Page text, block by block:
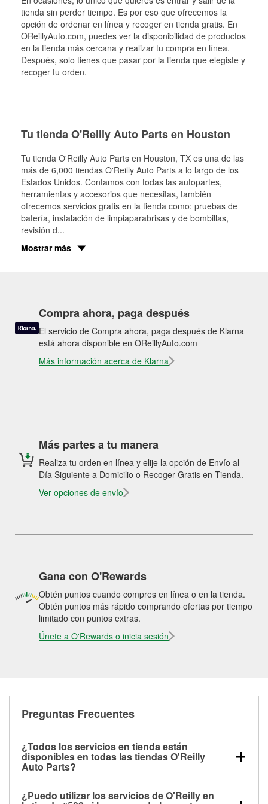
tienda sin perder tiempo. Es por eso que ofrecemos la
opción de ordenar en línea y recoger en tienda gratis. En
OReillyAuto.com, puedes ver la disponibilidad de productos
en la tienda más cercana y realizar tu compra en línea.
Después, solo tienes que pasar por la tienda que elegiste y
recoger tu orden.
Tu tienda O'Reilly Auto Parts en Houston
Tu tienda O'Reilly Auto Parts en Houston, TX es una de las
más de 6,000 tiendas O'Reilly Auto Parts a lo largo de los
Estados Unidos. Contamos con todas las autopartes,
herramientas y accesorios que necesitas, también
ofrecemos servicios gratis en la tienda como: pruebas de
batería, instalación de limpiaparabrisas y de bombillas,
revisión d...
Mostrar más
Compra ahora, paga después
El servicio de Compra ahora, paga después de Klarna
está ahora disponible en OReillyAuto.com
Más información acerca de Klarna
Más partes a tu manera
Realiza tu orden en línea y elije la opción de Envío al
Día Siguiente a Domicilio o Recoger Gratis en Tienda.
Ver opciones de envío
Gana con O'Rewards
Obtén puntos cuando compres en línea o en la tienda.
Obtén puntos más rápido comprando ofertas por tiempo
limitado con puntos extras.
Únete a O'Rewards o inicia sesión
Preguntas Frecuentes
¿Todos los servicios en tienda están
disponibles en todas las tiendas O'Reilly
Auto Parts?
las pruebas de batería, pruebas de alternador y
¿Puedo utilizar los servicios de O'Reilly en